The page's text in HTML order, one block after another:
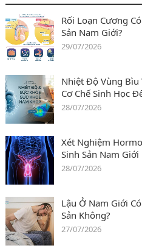
Rối Loạn Cương
Sản Nam Giới?
29/07/2026
Nhiệt Độ Vùng Bìu
Cơ Chế Sinh Học
28/07/2026
Xét Nghiệm
Sinh Sản Nam Giới
28/07/2026
Lậu Ở Nam Giới
Sản Không?
27/07/2026